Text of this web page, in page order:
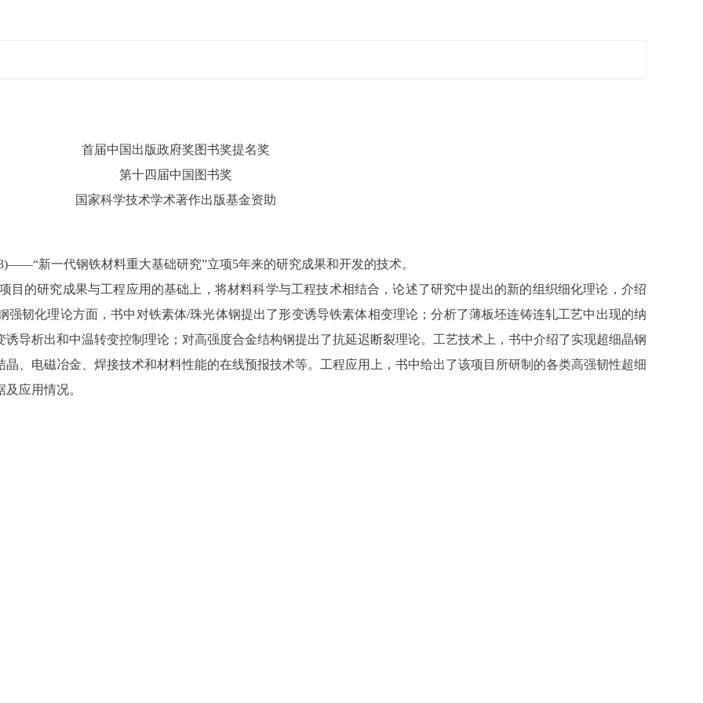
首届中国出版政府奖图书奖提名奖
第十四届中国图书奖
国家科学技术学术著作出版基金资助
新一代钢铁材料重大基础研究”立项5年来的研究成果和开发的技术。
目的研究成果与工程应用的基础上，将材料科学与工程技术相结合，论述了研究中提出的新的组织细化理论，介绍
韧化理论方面，书中对铁素体/珠光体钢提出了形变诱导铁素体相变理论；分析了薄板坯连铸连轧工艺中出现的纳
导析出和中温转变控制理论；对高强度合金结构钢提出了抗延迟断裂理论。工艺技术上，书中介绍了实现超细晶钢
、电磁冶金、焊接技术和材料性能的在线预报技术等。工程应用上，书中给出了该项目所研制的各类高强韧性超细
应用情况。